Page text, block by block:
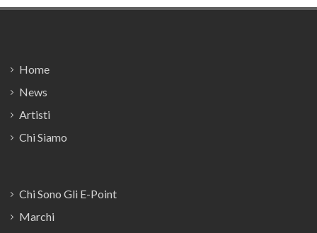
Home
News
Artisti
Chi Siamo
Chi Sono Gli E-Point
Marchi